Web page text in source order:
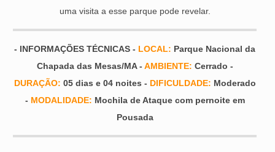
uma visita a esse parque pode revelar.
- INFORMAÇÕES TÉCNICAS - LOCAL: Parque Nacional da
Chapada das Mesas/MA - AMBIENTE: Cerrado -
DURAÇÃO: 05 dias e 04 noites - DIFICULDADE: Moderado
- MODALIDADE: Mochila de Ataque com pernoite em
Pousada